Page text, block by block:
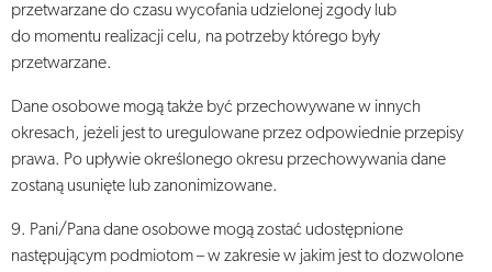
przetwarzane do czasu wycofania udzielonej zgody lub
do momentu realizacji celu, na potrzeby którego były
przetwarzane.
Dane osobowe mogą także być przechowywane w innych
okresach, jeżeli jest to uregulowane przez odpowiednie przepisy
prawa. Po upływie określonego okresu przechowywania dane
zostaną usunięte lub zanonimizowane.
9. Pani/Pana dane osobowe mogą zostać udostępnione
następującym podmiotom – w zakresie w jakim jest to dozwolone